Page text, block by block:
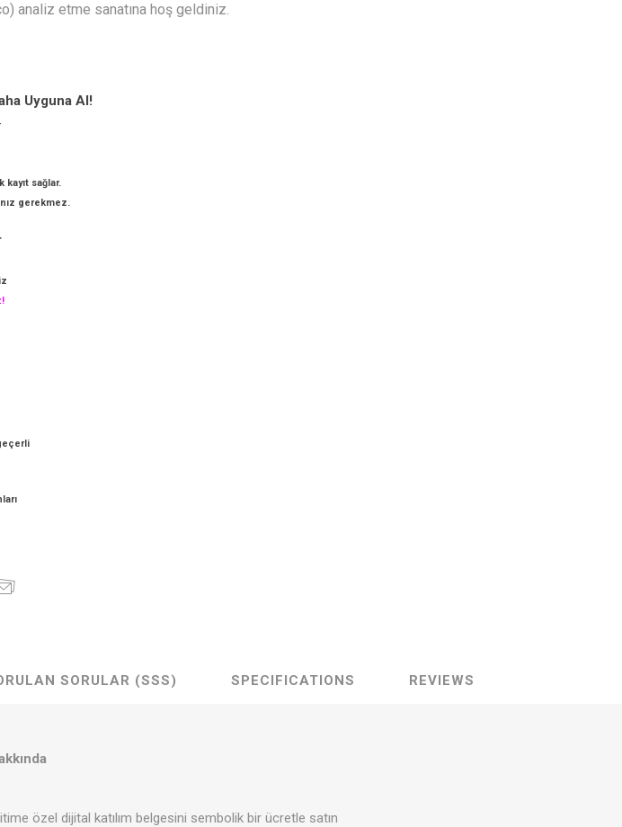
analiz etme sanatına hoş geldiniz.
Uyguna Al!
sağlar.
gerekmez.
SORULAR (SSS) SPECIFICATIONS REVIEWS
özel dijital katılım belgesini sembolik bir ücretle satın